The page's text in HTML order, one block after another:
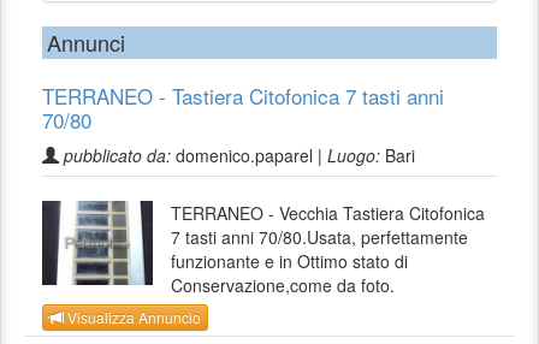
Annunci
TERRANEO - Tastiera Citofonica 7 tasti anni
70/80
pubblicato da: domenico.paparel | Luogo: Bari
TERRANEO - Vecchia Tastiera Citofonica
7 tasti anni 70/80.Usata, perfettamente
funzionante e in Ottimo stato di
Conservazione,come da foto.
Visualizza Annuncio